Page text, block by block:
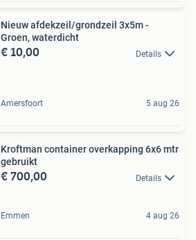
Nieuw afdekzeil/grondzeil 3x5m -
Groen, waterdicht
€ 10,00 Details
Amersfoort 5 aug 26
Kroftman container overkapping 6x6 mtr
gebruikt
€ 700,00 Details
Emmen 4 aug 26